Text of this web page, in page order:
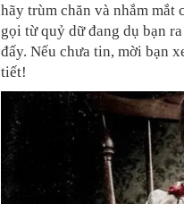
hãy trùm chăn và nhắm mắt
gọi từ quỷ dữ đang dụ bạn
đấy. Nếu chưa tin, mời bạn
tiết!